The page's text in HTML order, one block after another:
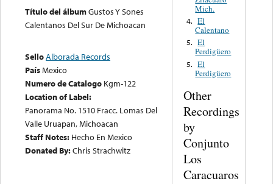
Título del álbumGustos Y Sones
Calentanos Del Sur De Michoacan
SelloAlborada Records
PaísMexico
Numero de Catalogo Kgm-122
Location of Label:
Panorama No. 1510 Fracc. Lomas Del
Valle Uruapan, Michoacan
Staff Notes: Hecho En Mexico
Donated By:Chris Strachwitz
Mich.
4. El
Calentano
5. El
Perdigüero
5. El
Perdigüero
Other
Recordings
by
Conjunto
Los
Caracuaros